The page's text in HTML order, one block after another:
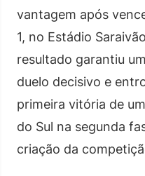
vantagem após
1, no Estádio
resultado garantiu
duelo decisivo e
primeira vitória de
do Sul na segunda
criação da